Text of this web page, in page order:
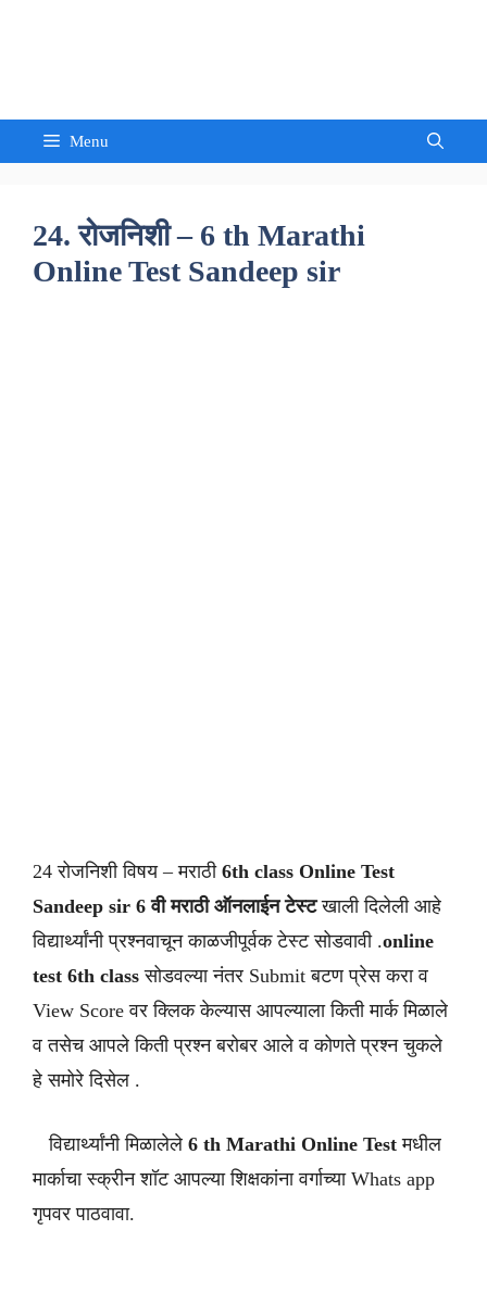
Menu
24. रोजनिशी – 6 th Marathi
Online Test Sandeep sir
24 रोजनिशी विषय – मराठी 6th class Online Test
Sandeep sir 6 वी मराठी ऑनलाईन टेस्टखाली दिलेली आहे
विद्यार्थ्यांनी प्रश्नवाचून काळजीपूर्वक टेस्ट सोडवावी .online
test 6th class सोडवल्या नंतर Submit बटण प्रेस करा व
View Score वर क्लिक केल्यास आपल्याला किती मार्क मिळाले
व तसेच आपले किती प्रश्न बरोबर आले व कोणते प्रश्न चुकले
हे समोरे दिसेल .
विद्यार्थ्यांनी मिळालेले 6 th Marathi Online Test मधील
मार्काचा स्क्रीन शॉट आपल्या शिक्षकांना वर्गाच्या Whats app
गृपवर पाठवावा.